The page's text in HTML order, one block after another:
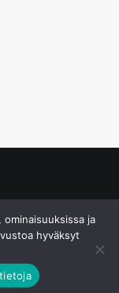
ja
hyväksyt